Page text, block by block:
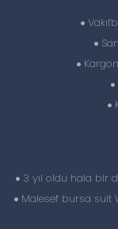
3 yıl oldu hala bir
Malesef bursa suit